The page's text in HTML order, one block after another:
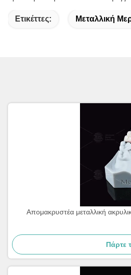
Ετικέττες: Μεταλλική
Απομακρυστέα μεταλλική
Πάρτε